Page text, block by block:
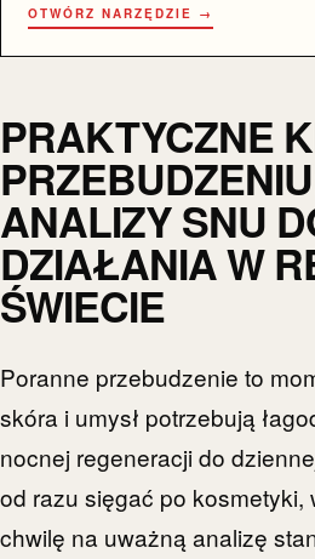
OTWÓRZ NARZĘDZIE →
PRAKTYCZNE
ANALIZY SNU
DZIAŁANIA W
ŚWIECIE
Poranne przebudzenie to
skóra i umysł potrzebują
nocnej regeneracji do
od razu sięgać po kosmetyki,
chwilę na uważną analizę